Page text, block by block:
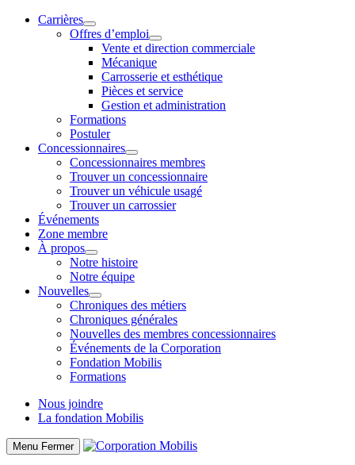
Carrières
Offres d’emploi
Vente et direction commerciale
Mécanique
Carrosserie et esthétique
Pièces et service
Gestion et administration
Formations
Postuler
Concessionnaires
Concessionnaires membres
Trouver un concessionnaire
Trouver un véhicule usagé
Trouver un carrossier
Événements
Zone membre
À propos
Notre histoire
Notre équipe
Nouvelles
Chroniques des métiers
Chroniques générales
Nouvelles des membres concessionnaires
Événements de la Corporation
Fondation Mobilis
Formations
Nous joindre
La fondation Mobilis
Menu Fermer